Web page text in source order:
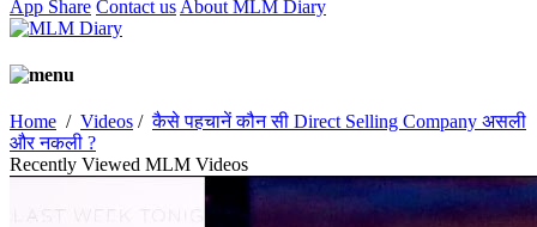
App Share Contact us About MLM Diary
Home / Videos /कैसे पहचानें कौन सी Direct Selling Company असली
और नकली ?
Recently Viewed MLM Videos